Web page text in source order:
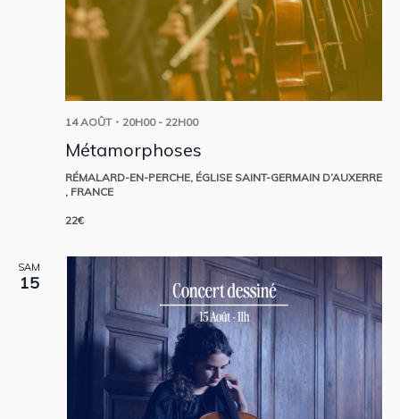
14 AOÛT・20H00- 22H00
Métamorphoses
RÉMALARD-EN-PERCHE, ÉGLISE SAINT-GERMAIN D’AUXERRE
, FRANCE
22€
SAM
15